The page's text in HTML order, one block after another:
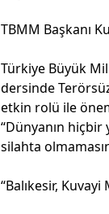
TBMM Başkanı
Türkiye Büyük
dersinde
etkin rolü ile
“Dünyanın
silahta
“Balıkesir,